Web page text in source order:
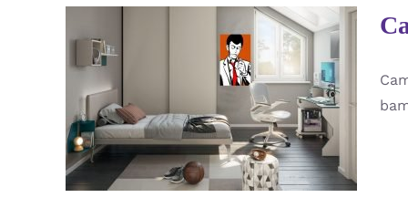
Outlet
Cameretta Outlet Torino
Offerte